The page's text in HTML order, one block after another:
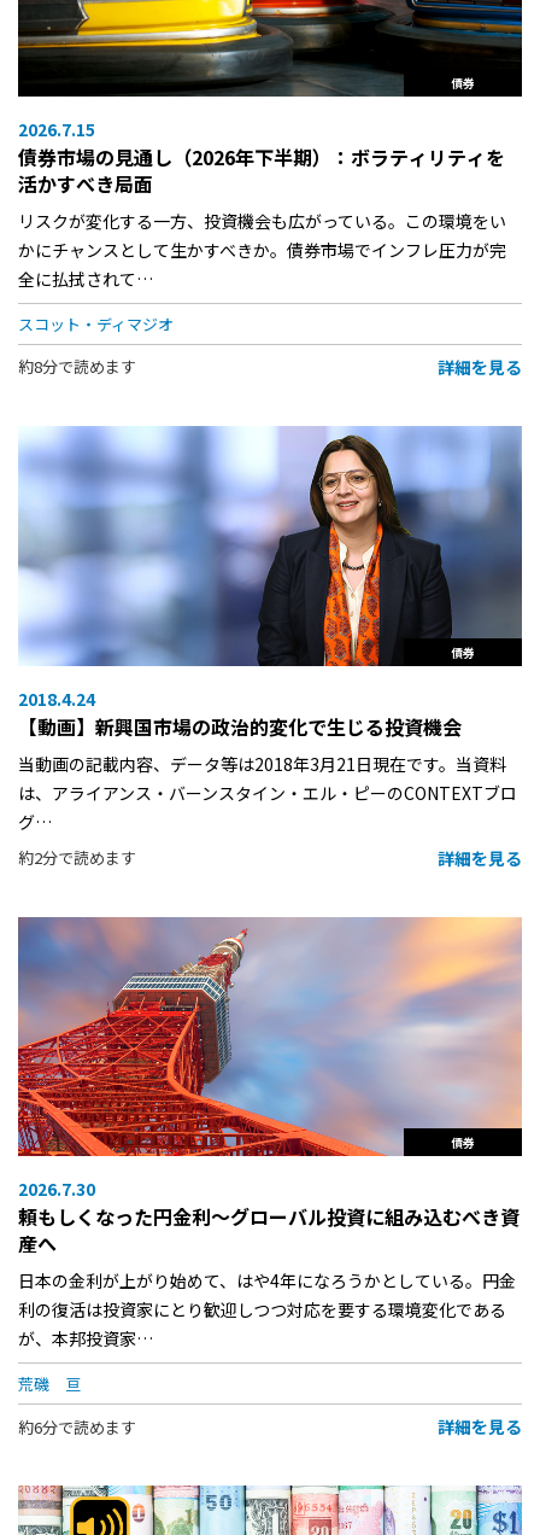
債券
2026.7.15
債券市場の見通し（2026年下半期）：ボラティリティを
活かすべき局面
リスクが変化する一方、投資機会も広がっている。この環境をい
かにチャンスとして生かすべきか。債券市場でインフレ圧力が完
全に払拭されて…
スコット・ディマジオ
約8分で読めます
詳細を見る
債券
2018.4.24
【動画】新興国市場の政治的変化で生じる投資機会
当動画の記載内容、データ等は2018年3月21日現在です。当資料
は、アライアンス・バーンスタイン・エル・ピーのCONTEXTブロ
グ…
約2分で読めます 詳細を見る
債券
2026.7.30
頼もしくなった円金利〜グローバル投資に組み込むべき資
産へ
日本の金利が上がり始めて、はや4年になろうかとしている。円金
利の復活は投資家にとり歓迎しつつ対応を要する環境変化である
が、本邦投資家…
荒磯 亘
約6分で読めます
詳細を見る